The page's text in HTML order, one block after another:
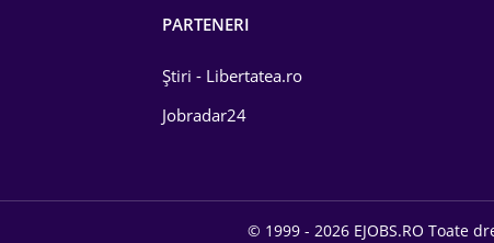
PARTENERI
Știri - Libertatea.ro
Jobradar24
© 1999 - 2026 EJOBS.RO Toate